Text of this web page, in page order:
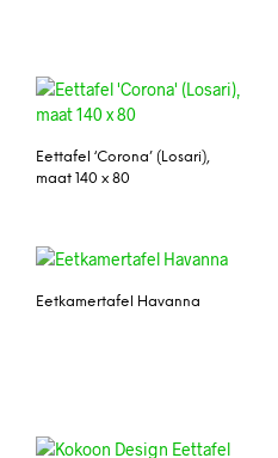
Eettafel ‘Corona’ (Losari),
maat 140 x 80
Eetkamertafel Havanna